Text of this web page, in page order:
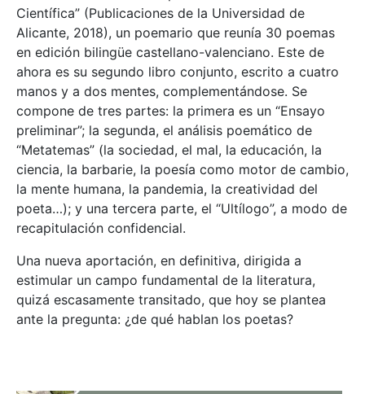
Científica” (Publicaciones de la Universidad de
Alicante, 2018), un poemario que reunía 30 poemas
en edición bilingüe castellano-valenciano. Este de
ahora es su segundo libro conjunto, escrito a cuatro
manos y a dos mentes, complementándose. Se
compone de tres partes: la primera es un “Ensayo
preliminar”; la segunda, el análisis poemático de
“Metatemas” (la sociedad, el mal, la educación, la
ciencia, la barbarie, la poesía como motor de cambio,
la mente humana, la pandemia, la creatividad del
poeta…); y una tercera parte, el “Ultílogo”, a modo de
recapitulación confidencial.
Una nueva aportación, en definitiva, dirigida a
estimular un campo fundamental de la literatura,
quizá escasamente transitado, que hoy se plantea
ante la pregunta: ¿de qué hablan los poetas?